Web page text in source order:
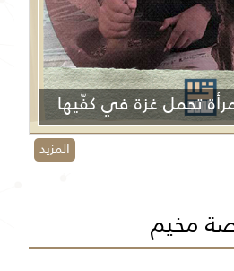
تحمل غزة في كفّيها
المزيد
مخيم